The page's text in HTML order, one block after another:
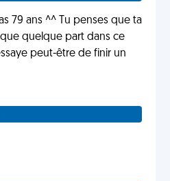
79 ans ^^ Tu penses que ta
quelque part dans ce
peut-être de finir un